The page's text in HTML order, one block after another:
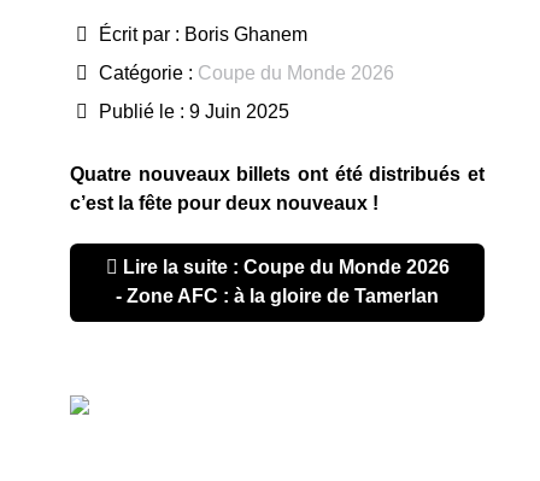
Écrit par : Boris Ghanem
Catégorie : Coupe du Monde 2026
Publié le : 9 Juin 2025
Quatre nouveaux billets ont été distribués et
c’est la fête pour deux nouveaux !
Lire la suite : Coupe du Monde 2026
- Zone AFC : à la gloire de Tamerlan